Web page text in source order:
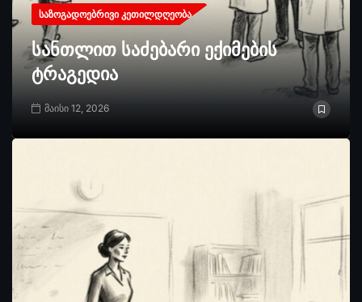
ᲡᲐᲖᲝᲒᲐᲓᲝᲔᲑᲠᲘᲕᲘ ᲙᲔᲗᲘᲚᲓᲦᲔᲝᲑᲐ
სანთლით საძებარი ექიმების
ტრაგედია
მაისი 12, 2026